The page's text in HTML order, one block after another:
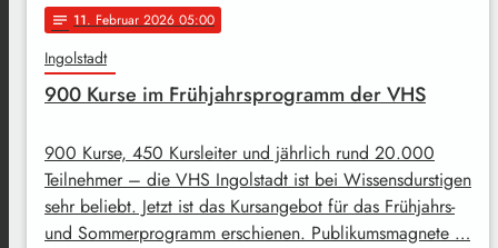
notes 11. Februar 2026 05:00
Ingolstadt
900 Kurse im Frühjahrsprogramm der VHS
900 Kurse, 450 Kursleiter und jährlich rund 20.000
Teilnehmer – die VHS Ingolstadt ist bei Wissensdurstigen
sehr beliebt. Jetzt ist das Kursangebot für das Frühjahrs-
und Sommerprogramm erschienen. Publikumsmagnete …